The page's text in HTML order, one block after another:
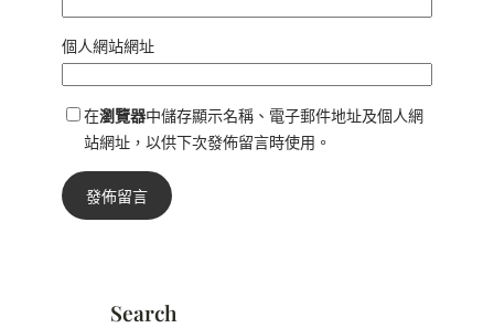
個人網站網址
在瀏覽器中儲存顯示名稱、電子郵件地址及個人網
站網址，以供下次發佈留言時使用。
Search